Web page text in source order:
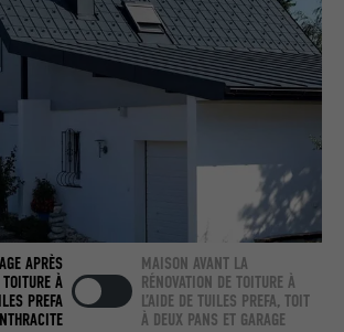
APRÈS
À
PREFA
MAISON AVANT LA
RÉNOVATION DE TOITURE À
L’AIDE DE TUILES PREFA, TOIT
À DEUX PANS ET GARAGE
autorise l'utilisation de cookies. Ne
contient aucun élément d'identification.
Session
Utilisé par LinkedIn lorsqu'un site
Internet contient une fenêtre « Suivez-
bcookie
LinkedIn
2 ans